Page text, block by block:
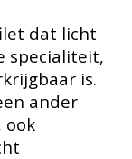
dat licht
specialiteit,
is.
ander
ook